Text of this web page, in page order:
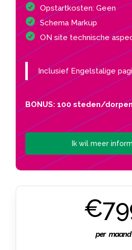
Opstartkosten: Geen
Schema Markup
ON site technische
Inclusief Engelstalige
BONUS: 100 steden/
Ik wil meer
per maand